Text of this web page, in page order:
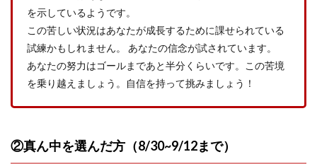
を示しているようです。
この苦しい状況はあなたが成長するために課せられている
試練かもしれません。 あなたの信念が試されています。
あなたの努力はゴールまであと半分くらいです。この苦境
を乗り越えましょう。自信を持って挑みましょう！
②真ん中を選んだ方（8/30~9/12まで）